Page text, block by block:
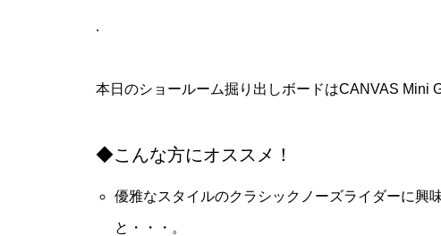
.
本日のショールーム掘り出しボードはCANVAS Mini
◆こんな方にオススメ！
優雅なスタイルのクラシックノーズライダーに興
と・・・。